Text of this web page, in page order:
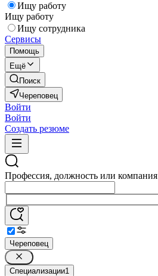
Ищу работу
Ищу работу
Ищу сотрудника
Сервисы
Помощь
Ещё
Поиск
Череповец
Войти
Войти
Создать резюме
Профессия, должность или компания
Череповец
Специализации1